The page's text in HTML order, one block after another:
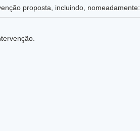
proposta, incluindo, nomeadamente: